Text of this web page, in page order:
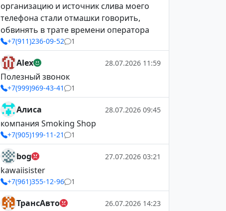
организацию и источник слива моего
телефона стали отмашки говорить,
обвинять в трате времени оператора
+7(911)236-09-52 1
Alex 28.07.2026 11:59
Полезный звонок
+7(999)969-43-41 1
Алиса 28.07.2026 09:45
компания Smoking Shop
+7(905)199-11-21 1
bog 27.07.2026 03:21
kawaiisister
+7(961)355-12-96 1
ТрансАвто 26.07.2026 14:23